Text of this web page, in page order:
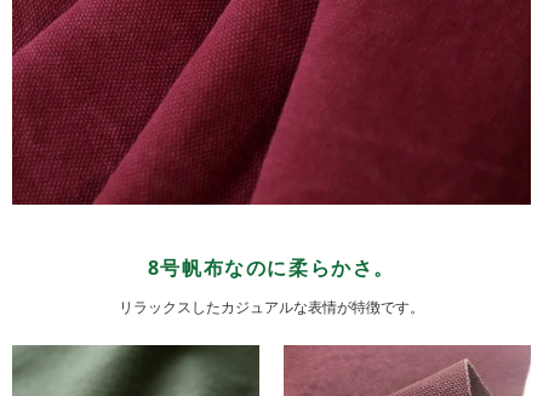
8号帆布なのに柔らかさ。
リラックスしたカジュアルな表情が特徴です。